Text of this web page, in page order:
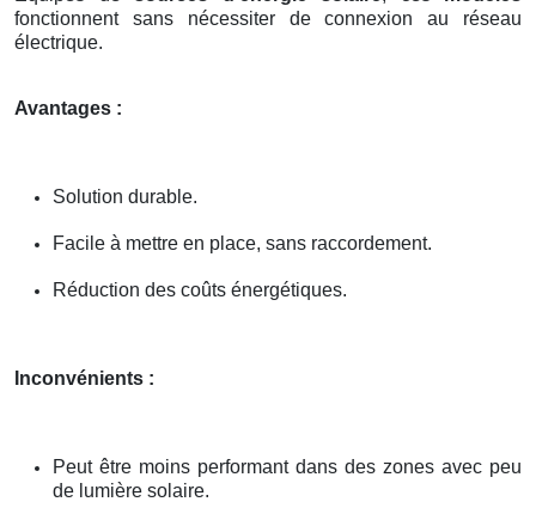
fonctionnent sans nécessiter de connexion au réseau
électrique.
Avantages :
Solution durable.
Facile à mettre en place, sans raccordement.
Réduction des coûts énergétiques.
Inconvénients :
Peut être moins performant dans des zones avec peu
de lumière solaire.